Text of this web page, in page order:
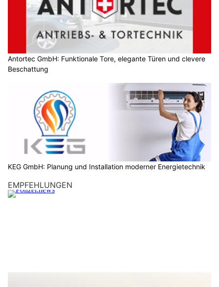
Antortec GmbH: Funktionale Tore, elegante Türen und clevere
Beschattung
KEG GmbH: Planung und Installation moderner Energietechnik
EMPFEHLUNGEN